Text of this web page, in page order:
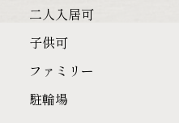
二人入居可
子供可
ファミリー
駐輪場